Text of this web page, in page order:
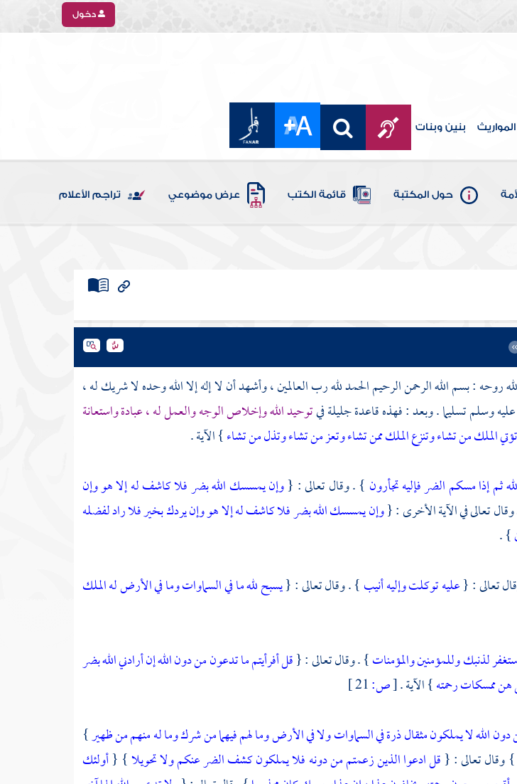
دخول
المواريث بنين وبنات
حول المكتبة قائمة الكتب عرض موضوعي تراجم الأعلام
: بسم الله الرحمن الرحيم الحمد لله رب العالمين ، وأشهد أن لا إله إلا الله وحده لا شريك له ،
وسلم تسليما . وبعد : فهذه قاعدة جليلة فيتوحيد الله وإخلاص الوجه والعمل له ، عبادة واستعانة
الملك من تشاء وتنزع الملك ممن تشاء وتعز من تشاء وتذل من تشاء} الآية .
ثم إذا مسكم الضر فإليه تجأرون } . وقال تعالى : {وإن يمسسك الله بضر فلا كاشف له إلا هو وإن
تعالى في الآية الأخرى : {وإن يمسسك الله بضر فلا كاشف له إلا هو وإن يردك بخير فلا راد لفضله
} .
تعالى : {عليه توكلت وإليه أنيب} . وقال تعالى : {يسبح لله ما في السماوات وما في الأرض له الملك
لذنبك وللمؤمنين والمؤمنات} . وقال تعالى : {قل أفرأيتم ما تدعون من دون الله إن أرادني الله بضر
ممسكات رحمته} الآية .[ص:
الله لا يملكون مثقال ذرة في السماوات ولا في الأرض وما لهم فيهما من شرك وما له منهم من ظهير}
} وقال تعالى : {قل ادعوا الذين زعمتم من دونه فلا يملكون كشف الضر عنكم ولا تحويلا} {أولئك